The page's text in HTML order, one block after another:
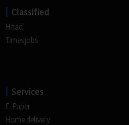
Classified
Hitad
Timesjobs
Services
E-Paper
Home delivery